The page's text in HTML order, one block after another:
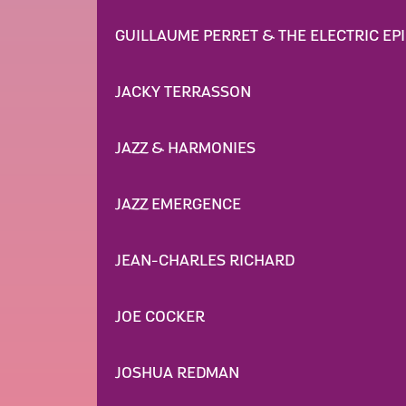
GUILLAUME PERRET & THE ELECTRIC
JACKY TERRASSON
JAZZ & HARMONIES
JAZZ EMERGENCE
JEAN-CHARLES RICHARD
JOE COCKER
JOSHUA REDMAN